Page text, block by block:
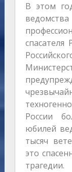
В этом
России
юбилей
тысяч
это
трагедии.